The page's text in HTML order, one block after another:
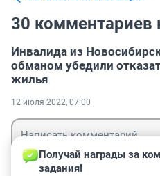
30 комментариев
Инвалида из
обманом убедили
жилья
12 июля 2022, 07:00
Получай награды за
задания!